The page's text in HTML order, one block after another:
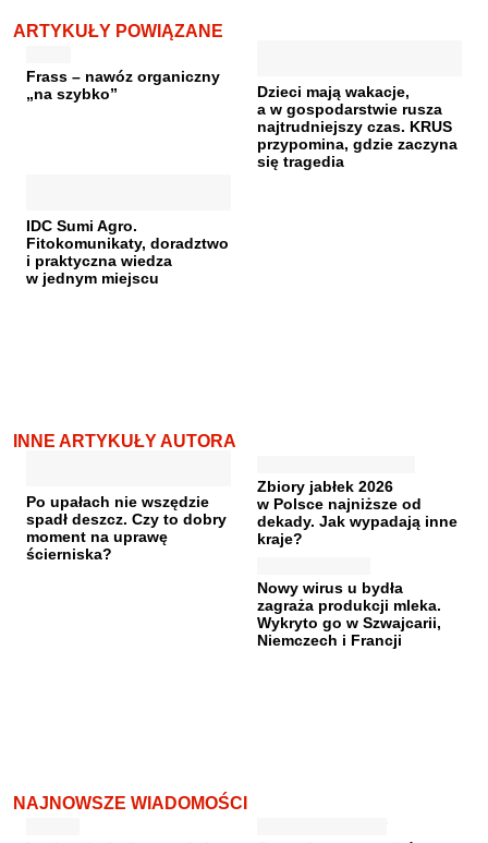
ARTYKUŁY POWIĄZANE
Frass – nawóz organiczny
„na szybko”
Dzieci mają wakacje,
a w gospodarstwie rusza
najtrudniejszy czas. KRUS
przypomina, gdzie zaczyna
się tragedia
IDC Sumi Agro.
Fitokomunikaty, doradztwo
i praktyczna wiedza
w jednym miejscu
INNE ARTYKUŁY AUTORA
Po upałach nie wszędzie
spadł deszcz. Czy to dobry
moment na uprawę
ścierniska?
Zbiory jabłek 2026
w Polsce najniższe od
dekady. Jak wypadają inne
kraje?
Nowy wirus u bydła
zagraża produkcji mleka.
Wykryto go w Szwajcarii,
Niemczech i Francji
NAJNOWSZE WIADOMOŚCI